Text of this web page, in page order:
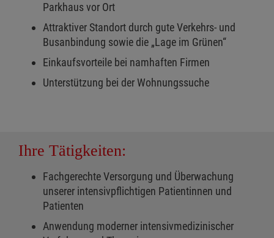
Parkhaus vor Ort
Attraktiver Standort durch gute Verkehrs- und
Busanbindung sowie die „Lage im Grünen“
Einkaufsvorteile bei namhaften Firmen
Unterstützung bei der Wohnungssuche
Ihre Tätigkeiten:
Fachgerechte Versorgung und Überwachung
unserer intensivpflichtigen Patientinnen und
Patienten
Anwendung moderner intensivmedizinischer